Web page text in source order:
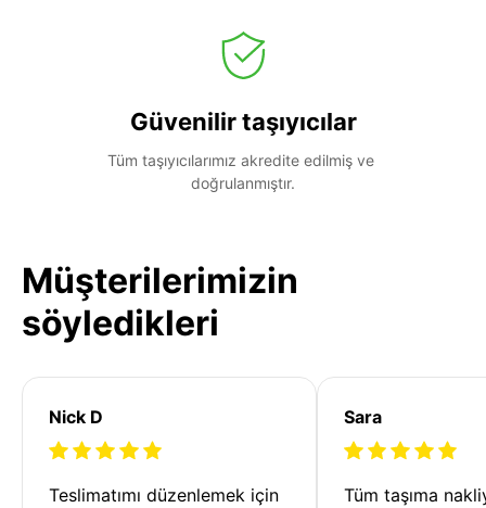
Güvenilir taşıyıcılar
Tüm taşıyıcılarımız akredite edilmiş ve
doğrulanmıştır.
Müşterilerimizin
söyledikleri
Nick D
Teslimatımı düzenlemek için
Sara
Tüm taşıma